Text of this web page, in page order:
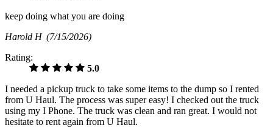
keep doing what you are doing
Harold H (7/15/2026)
Rating:
5.0
I needed a pickup truck to take some items to the dump so I rented
from U Haul. The process was super easy! I checked out the truck
using my I Phone. The truck was clean and ran great. I would not
hesitate to rent again from U Haul.